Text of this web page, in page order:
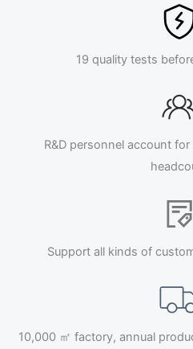
19 quality tests
R&D personnel account
Support all kinds of
10,000 ㎡ factory, annual